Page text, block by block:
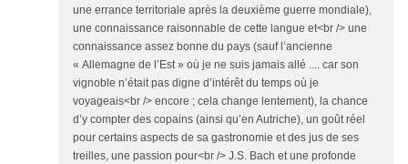
une errance territoriale après la deuxième guerre mondiale),
une connaissance raisonnable de cette langue et<br /> une
connaissance assez bonne du pays (sauf l’ancienne
« Allemagne de l’Est » où je ne suis jamais allé .... car son
vignoble n’était pas digne d’intérêt du temps où je
voyageais<br /> encore ; cela change lentement), la chance
d’y compter des copains (ainsi qu’en Autriche), un goût réel
pour certains aspects de sa gastronomie et des jus de ses
treilles, une passion pour<br /> J.S. Bach et une profonde